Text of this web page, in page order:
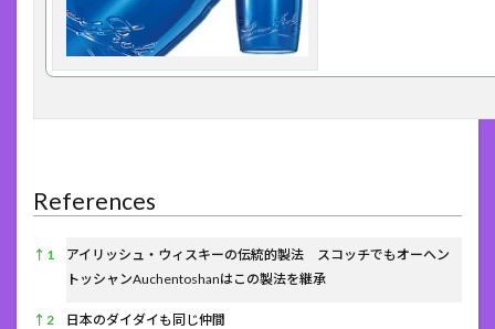
References
References
↑ 1
アイリッシュ・ウィスキーの伝統的製法 スコッチでもオーヘン
トッシャンAuchentoshanはこの製法を継承
↑ 2 日本のダイダイも同じ仲間